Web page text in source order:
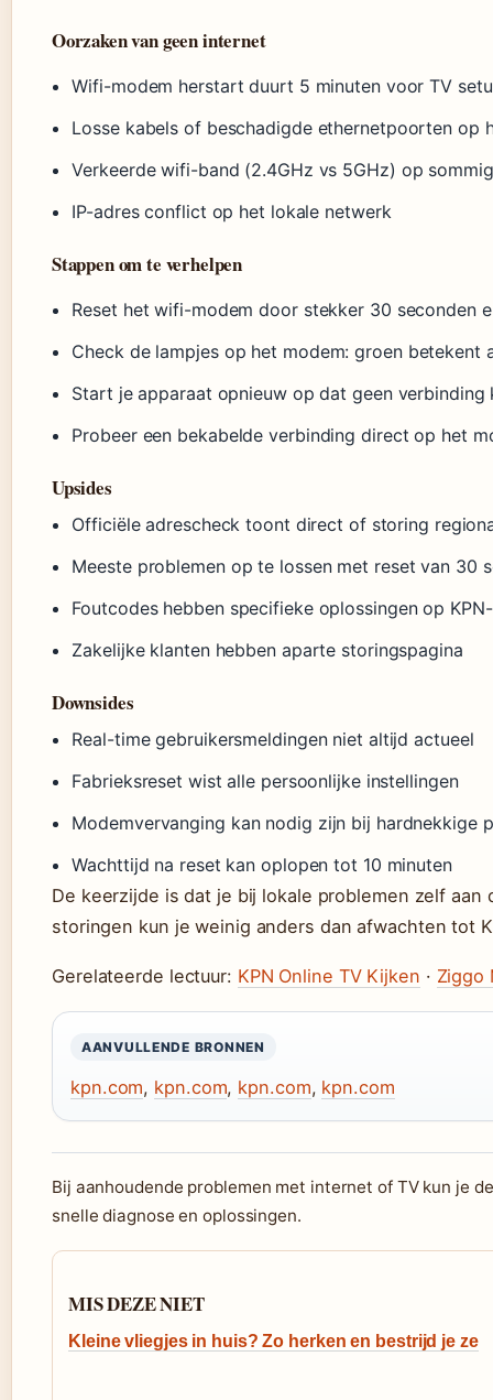
Oorzaken van geen internet
Wifi-modem herstart duurt 5 minuten voor TV
Losse kabels of beschadigde ethernetpoorten op
Verkeerde wifi-band (2.4GHz vs 5GHz) op
IP-adres conflict op het lokale netwerk
Stappen om te verhelpen
Reset het wifi-modem door stekker 30 seconden
Check de lampjes op het modem: groen betekent
Start je apparaat opnieuw op dat geen verbinding
Probeer een bekabelde verbinding direct op het
Upsides
Officiële adrescheck toont direct of storing
Meeste problemen op te lossen met reset van 30
Foutcodes hebben specifieke oplossingen op
Zakelijke klanten hebben aparte storingspagina
Downsides
Real-time gebruikersmeldingen niet altijd actueel
Fabrieksreset wist alle persoonlijke instellingen
Modemvervanging kan nodig zijn bij hardnekkige
Wachttijd na reset kan oplopen tot 10 minuten
De keerzijde is dat je bij lokale problemen zelf
storingen kun je weinig anders dan afwachten tot
Gerelateerde lectuur: KPN Online TV Kijken · Ziggo
AANVULLENDE BRONNEN
kpn.com, kpn.com, kpn.com, kpn.com
Bij aanhoudende problemen met internet of TV kun je
snelle diagnose en oplossingen.
MIS DEZE NIET
Kleine vliegjes in huis? Zo herken en bestrijd je ze